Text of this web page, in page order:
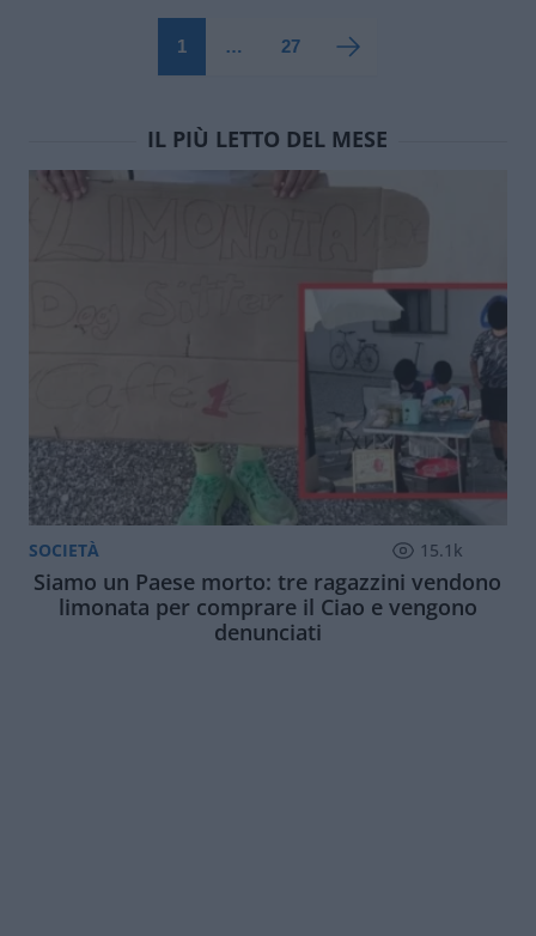
1 … 27
IL PIÙ LETTO DEL MESE
SOCIETÀ 15.1k
Siamo un Paese morto: tre ragazzini vendono
limonata per comprare il Ciao e vengono
denunciati